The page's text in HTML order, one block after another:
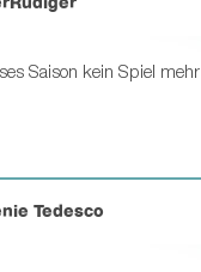
Saison kein Spiel mehr
Tedesco